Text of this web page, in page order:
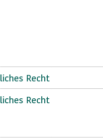
Recht
Recht